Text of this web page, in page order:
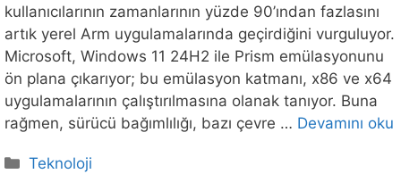
kullanıcılarının zamanlarının yüzde 90’ından fazlasını
artık yerel Arm uygulamalarında geçirdiğini vurguluyor.
Microsoft, Windows 11 24H2 ile Prism emülasyonunu
ön plana çıkarıyor; bu emülasyon katmanı, x86 ve x64
uygulamalarının çalıştırılmasına olanak tanıyor. Buna
rağmen, sürücü bağımlılığı, bazı çevre … Devamını oku
Kategoriler
Teknoloji